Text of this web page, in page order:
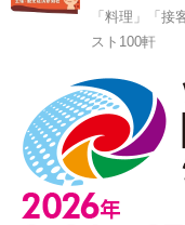
「料理」「
スト100軒